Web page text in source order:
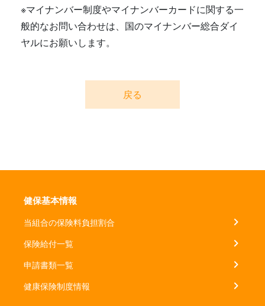
※マイナンバー制度やマイナンバーカードに関する一
般的なお問い合わせは、国のマイナンバー総合ダイ
ヤルにお願いします。
戻る
健保基本情報
当組合の保険料負担割合
保険給付一覧
申請書類一覧
健康保険制度情報